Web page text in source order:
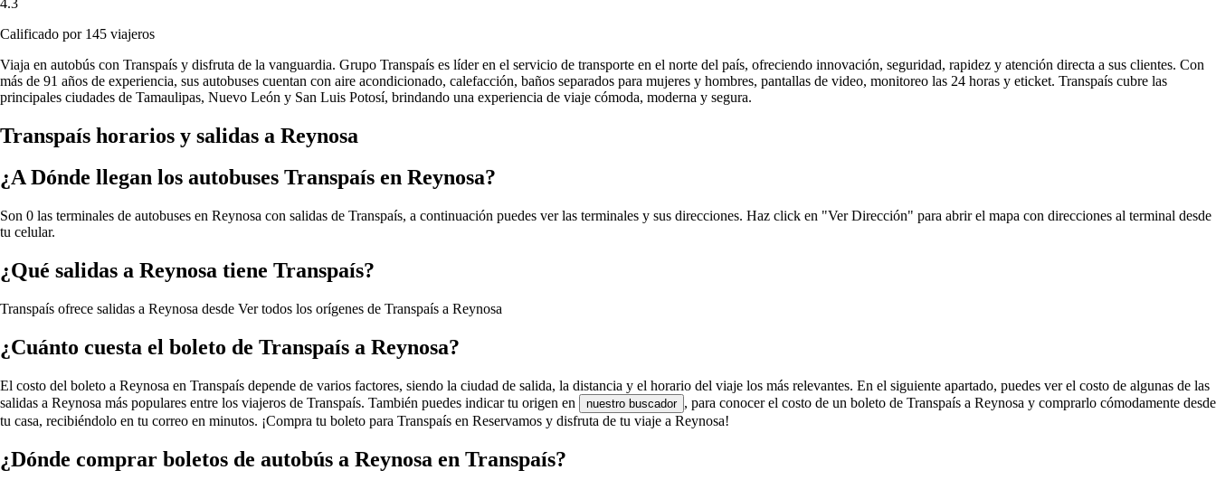
Calificado por 145 viajeros
Viaja en autobús con Transpaís y disfruta de la vanguardia. Grupo Transpaís es líder en el servicio de transporte en el norte del país, ofreciendo innovación, seguridad, rapidez y atención directa a sus clientes. Con
más de 91 años de experiencia, sus autobuses cuentan con aire acondicionado, calefacción, baños separados para mujeres y hombres, pantallas de video, monitoreo las 24 horas y eticket. Transpaís cubre las
principales ciudades de Tamaulipas, Nuevo León y San Luis Potosí, brindando una experiencia de viaje cómoda, moderna y segura.
Transpaís horarios y salidas a Reynosa
¿A Dónde llegan los autobuses Transpaís en Reynosa?
Son 0 las terminales de autobuses en Reynosa con salidas de Transpaís, a continuación puedes ver las terminales y sus direcciones. Haz click en "Ver Dirección" para abrir el mapa con direcciones al terminal desde
tu celular.
¿Qué salidas a Reynosa tiene Transpaís?
Transpaís ofrece salidas a Reynosa desde Ver todos los orígenes de Transpaís a Reynosa
¿Cuánto cuesta el boleto de Transpaís a Reynosa?
El costo del boleto a Reynosa en Transpaís depende de varios factores, siendo la ciudad de salida, la distancia y el horario del viaje los más relevantes. En el siguiente apartado, puedes ver el costo de algunas de las
salidas a Reynosa más populares entre los viajeros de Transpaís. También puedes indicar tu origen en
nuestro buscador , para conocer el costo de un boleto de Transpaís a Reynosa y comprarlo cómodamente desde
tu casa, recibiéndolo en tu correo en minutos. ¡Compra tu boleto para Transpaís en Reservamos y disfruta de tu viaje a Reynosa!
¿Dónde comprar boletos de autobús a Reynosa en Transpaís?